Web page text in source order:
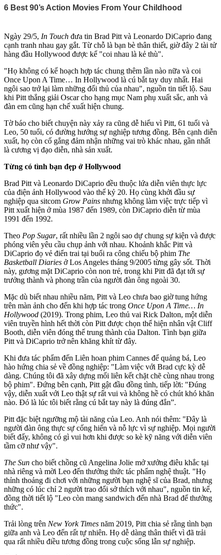
Ngày 29/5, In Touch đưa tin Brad Pitt và Leonardo DiCaprio đang
cạnh tranh nhau gay gắt. Từ chỗ là bạn bè thân thiết, giờ đây 2 tài tử
hàng đầu Hollywood được kể "coi nhau là kẻ thù".
"Họ không có kế hoạch hợp tác chung thêm lần nào nữa và coi
Once Upon A Time… In Hollywood là cú bắt tay duy nhất. Hai
ngôi sao trở lại làm những đối thủ của nhau", nguồn tin tiết lộ. Sau
khi Pitt thắng giải Oscar cho hạng mục Nam phụ xuất sắc, anh và
đàn em cũng hạn chế xuất hiện chung.
Tờ báo cho biết chuyện này xảy ra cũng dễ hiểu vì Pitt, 61 tuổi và
Leo, 50 tuổi, có đường hướng sự nghiệp tương đồng. Bên cạnh diễn
xuất, họ còn cố gắng đảm nhận những vai trò khác nhau, gần nhất
là cương vị đạo diễn, nhà sản xuất.
Từng có tình bạn đẹp ở Hollywood
Brad Pitt và Leonardo DiCaprio đều thuộc lứa diễn viên thực lực
của điện ảnh Hollywood vào thế kỷ 20. Họ cùng khởi đầu sự
nghiệp qua sitcom Grow Pains nhưng không làm việc trực tiếp vì
Pitt xuất hiện ở mùa 1987 đến 1989, còn DiCaprio diễn từ mùa
1991 đến 1992.
Theo Pop Sugar, rất nhiều lần 2 ngôi sao dự chung sự kiện và được
phóng viên yêu cầu chụp ảnh với nhau. Khoảnh khắc Pitt và
DiCaprio đọ vẻ điển trai tại buổi ra công chiếu bộ phim The
Basketball Diaries ở Los Angeles tháng 9/2005 từng gây sốt. Thời
này, gương mặt DiCaprio còn non trẻ, trong khi Pitt đã đạt tới sự
trưởng thành và phong trần của người đàn ông ngoài 30.
Mặc dù biết nhau nhiều năm, Pitt và Leo chưa bao giờ tung hứng
trên màn ảnh cho đến khi hợp tác trong Once Upon A Time… In
Hollywood (2019). Trong phim, Leo thủ vai Rick Dalton, một diễn
viên truyền hình hết thời còn Pitt được chọn thể hiện nhân vật Cliff
Booth, diễn viên đóng thế trung thành của Dalton. Tình bạn giữa
Pitt và DiCaprio trở nên khăng khít từ đây.
Khi đưa tác phẩm đến Liên hoan phim Cannes để quảng bá, Leo
hào hứng chia sẻ về đồng nghiệp: "Làm việc với Brad cực kỳ dễ
dàng. Chúng tôi đã xây dựng mối liên kết chặt chẽ cùng nhau trong
bộ phim". Đứng bên cạnh, Pitt gật đầu đồng tình, tiếp lời: "Đúng
vậy, diễn xuất với Leo thật sự rất vui và không hề có chút khó khăn
nào. Đó là lúc tôi biết rằng cú bắt tay này là đúng đắn”.
Pitt đặc biệt ngưỡng mộ tài năng của Leo. Anh nói thêm: "Đây là
người đàn ông thực sự cống hiến và nỗ lực vì sự nghiệp. Mọi người
biết đấy, không có gì vui hơn khi được so kè kỹ năng với diễn viên
tầm cỡ như vậy".
The Sun cho biết chồng cũ Angelina Jolie mở xưởng điêu khắc tại
nhà riêng và mời Leo đến thưởng thức tác phẩm nghệ thuật. "Họ
thỉnh thoảng đi chơi với những người bạn nghệ sĩ của Brad, nhưng
những có lúc chỉ 2 người trao đổi sở thích với nhau", nguồn tin kể,
đồng thời tiết lộ "Leo còn mang sandwich đến nhà Brad để thưởng
thức".
Trải lòng trên New York Times năm 2019, Pitt chia sẻ rằng tình bạn
giữa anh và Leo đến rất tự nhiên. Họ dễ dàng thân thiết vì đã trải
qua rất nhiều điều tương đồng trong cuộc sống lẫn sự nghiệp.